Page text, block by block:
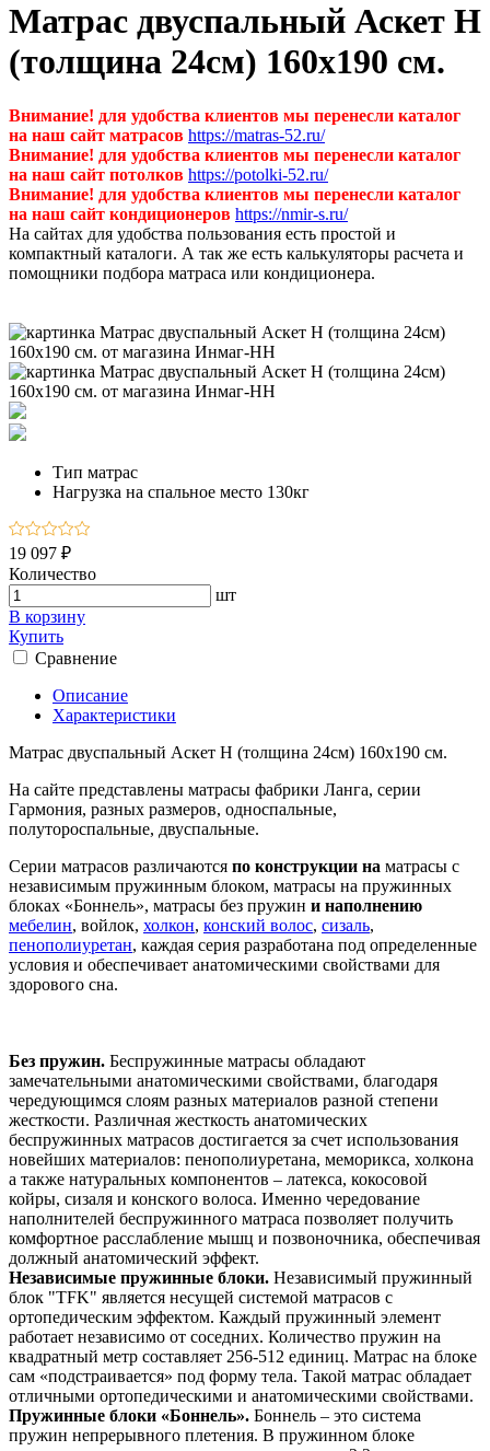
Матрас двуспальный Аскет Н
(толщина 24см) 160х190 см.
Внимание! для удобства клиентов мы перенесли каталог
на наш сайт матрасов https://matras-52.ru/
Внимание! для удобства клиентов мы перенесли каталог
на наш сайт потолков https://potolki-52.ru/
Внимание! для удобства клиентов мы перенесли каталог
на наш сайт кондиционеров https://nmir-s.ru/
На сайтах для удобства пользования есть простой и
компактный каталоги. А так же есть калькуляторы расчета и
помощники подбора матраса или кондиционера.
Тип матрас
Нагрузка на спальное место 130кг
19 097 ₽
Количество
шт
В корзину
Купить
Сравнение
Описание
Характеристики
Матрас двуспальный Аскет Н (толщина 24см) 160х190 см.
На сайте представлены матрасы фабрики Ланга, серии
Гармония, разных размеров, односпальные,
полутороспальные, двуспальные.
Серии матрасов различаются по конструкции на матрасы с
независимым пружинным блоком, матрасы на пружинных
блоках «Боннель», матрасы без пружин и наполнению
мебелин, войлок, холкон, конский волос, сизаль,
пенополиуретан, каждая серия разработана под определенные
условия и обеспечивает анатомическими свойствами для
здорового сна.
Без пружин. Беспружинные матрасы обладают
замечательными анатомическими свойствами, благодаря
чередующимся слоям разных материалов разной степени
жесткости. Различная жесткость анатомических
беспружинных матрасов достигается за счет использования
новейших материалов: пенополиуретана, меморикса, холкона
а также натуральных компонентов – латекса, кокосовой
койры, сизаля и конского волоса. Именно чередование
наполнителей беспружинного матраса позволяет получить
комфортное расслабление мышц и позвоночника, обеспечивая
должный анатомический эффект.
Независимые пружинные блоки. Независимый пружинный
блок "TFK" является несущей системой матрасов с
ортопедическим эффектом. Каждый пружинный элемент
работает независимо от соседних. Количество пружин на
квадратный метр составляет 256-512 единиц. Матрас на блоке
сам «подстраивается» под форму тела. Такой матрас обладает
отличными ортопедическими и анатомическими свойствами.
Пружинные блоки «Боннель». Боннель – это система
пружин непрерывного плетения. В пружинном блоке